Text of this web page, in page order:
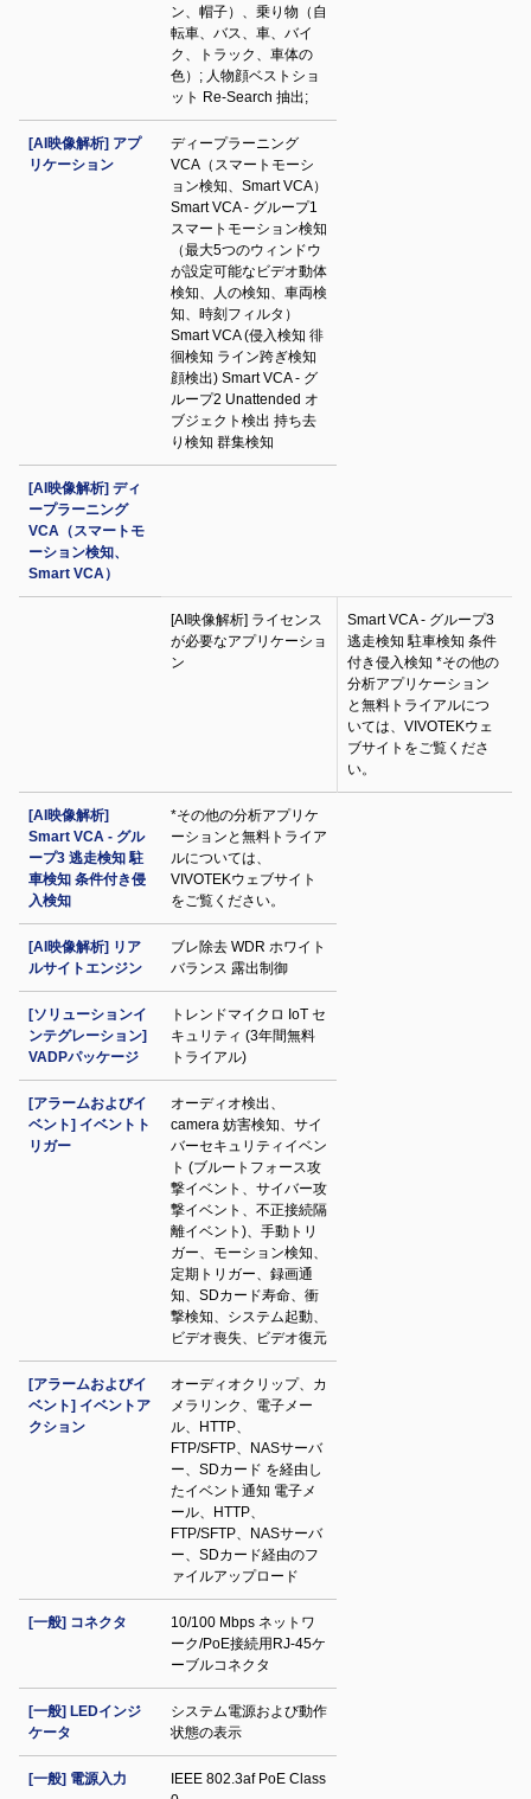
ン、帽子）、乗り物（自
転車、バス、車、バイ
ク、トラック、車体の
色）; 人物顔ベストショ
ット Re-Search 抽出;
[AI映像解析] アプ
リケーション
ディープラーニング
VCA（スマートモーシ
ョン検知、Smart VCA）
Smart VCA - グループ1
スマートモーション検知
（最大5つのウィンドウ
が設定可能なビデオ動体
検知、人の検知、車両検
知、時刻フィルタ）
Smart VCA (侵入検知 徘
徊検知 ライン跨ぎ検知
顔検出) Smart VCA - グ
ループ2 Unattended オ
ブジェクト検出 持ち去
り検知 群集検知
[AI映像解析] ディ
ープラーニング
VCA（スマートモ
ーション検知、
Smart VCA）
[AI映像解析] ライセンス
が必要なアプリケーショ
ン
Smart VCA - グループ3
逃走検知 駐車検知 条件
付き侵入検知 *その他の
分析アプリケーション
と無料トライアルにつ
いては、VIVOTEKウェ
ブサイトをご覧くださ
い。
[AI映像解析]
Smart VCA - グル
ープ3 逃走検知 駐
車検知 条件付き侵
入検知
*その他の分析アプリケ
ーションと無料トライア
ルについては、
VIVOTEKウェブサイト
をご覧ください。
[AI映像解析] リア
ルサイトエンジン
ブレ除去 WDR ホワイト
バランス 露出制御
[ソリューションイ
ンテグレーション]
VADPパッケージ
トレンドマイクロ IoT セ
キュリティ (3年間無料
トライアル)
[アラームおよびイ
ベント] イベントト
リガー
オーディオ検出、
camera 妨害検知、サイ
バーセキュリティイベン
ト (ブルートフォース攻
撃イベント、サイバー攻
撃イベント、不正接続隔
離イベント)、手動トリ
ガー、モーション検知、
定期トリガー、録画通
知、SDカード寿命、衝
撃検知、システム起動、
ビデオ喪失、ビデオ復元
[アラームおよびイ
ベント] イベントア
クション
オーディオクリップ、カ
メラリンク、電子メー
ル、HTTP、
FTP/SFTP、NASサーバ
ー、SDカード を経由し
たイベント通知 電子メ
ール、HTTP、
FTP/SFTP、NASサーバ
ー、SDカード経由のフ
ァイルアップロード
[一般] コネクタ
10/100 Mbps ネットワ
ーク/PoE接続用RJ-45ケ
ーブルコネクタ
[一般] LEDインジ
ケータ
システム電源および動作
状態の表示
[一般] 電源入力
IEEE 802.3af PoE Class